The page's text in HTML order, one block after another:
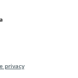
privacy